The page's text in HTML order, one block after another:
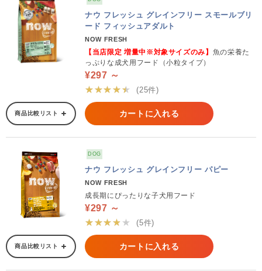
ナウ フレッシュ グレインフリー スモールブリ
ード フィッシュアダルト
NOW FRESH
【当店限定 増量中※対象サイズのみ】 魚の栄養た
っぷりな成犬用フード（小粒タイプ）
¥297 ～
★★★★★
(25件)
商品比較リスト カートに入れる
DOG
ナウ フレッシュ グレインフリー パピー
NOW FRESH
成長期にぴったりな子犬用フード
¥297 ～
★★★★★
(5件)
商品比較リスト カートに入れる